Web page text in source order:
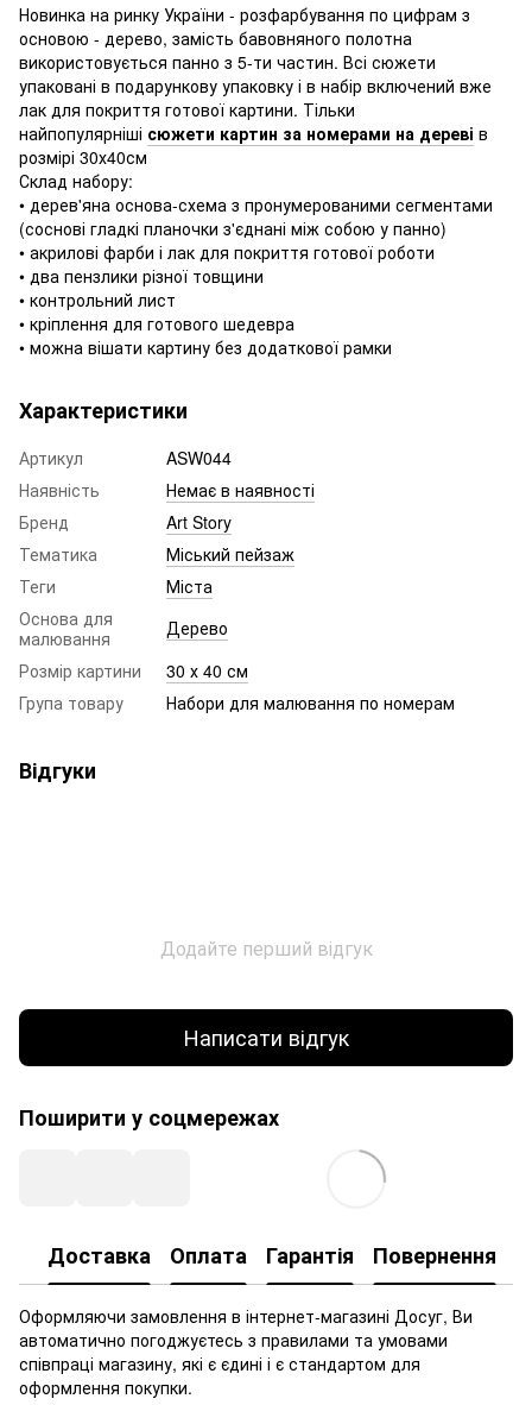
Новинка на ринку України - розфарбування по цифрам з
основою - дерево, замість бавовняного полотна
використовується панно з 5-ти частин. Всі сюжети
упаковані в подарункову упаковку і в набір включений вже
лак для покриття готової картини. Тільки
найпопулярніші сюжети картин за номерами на дереві в
розмірі 30х40см
Склад набору:
• дерев'яна основа-схема з пронумерованими сегментами
(соснові гладкі планочки з'єднані між собою у панно)
• акрилові фарби і лак для покриття готової роботи
• два пензлики різної товщини
• контрольний лист
• кріплення для готового шедевра
• можна вішати картину без додаткової рамки
Характеристики
Артикул
ASW044
Наявність
Немає в наявності
Бренд
Art Story
Тематика
Міський пейзаж
Теги
Міста
Основа для
малювання
Дерево
Розмір картини
30 х 40 см
Група товару
Набори для малювання по номерам
Відгуки
Додайте перший відгук
Написати відгук
Поширити у соцмережах
Доставка Оплата Гарантія Повернення
Оформляючи замовлення в інтернет-магазині Досуг, Ви
автоматично погоджуєтесь з правилами та умовами
співпраці магазину, які є єдині і є стандартом для
оформлення покупки.